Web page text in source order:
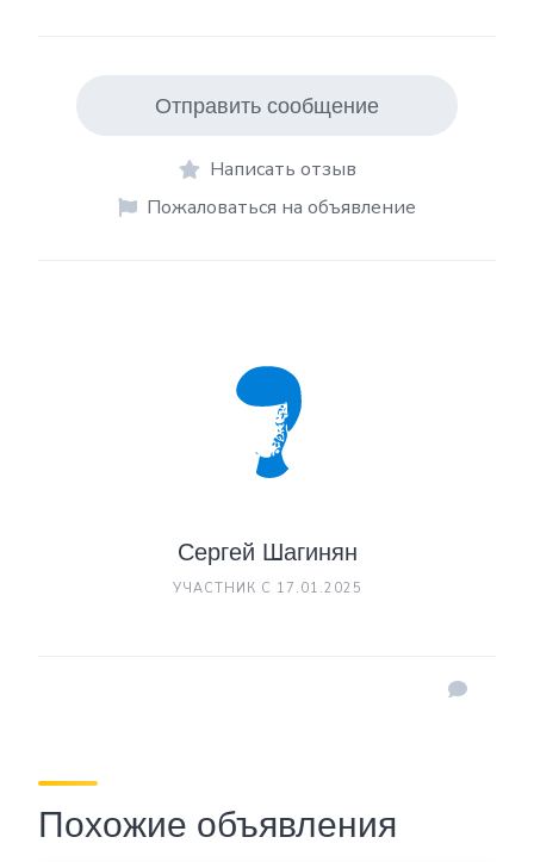
Отправить сообщение
Написать отзыв
Пожаловаться на объявление
Сергей Шагинян
УЧАСТНИК С 17.01.2025
Похожие объявления